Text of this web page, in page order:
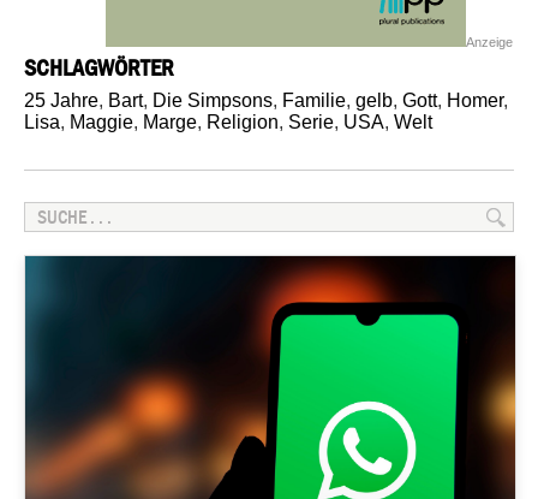
Anzeige
SCHLAGWÖRTER
25 Jahre, Bart, Die Simpsons, Familie, gelb, Gott, Homer,
Lisa, Maggie, Marge, Religion, Serie, USA, Welt